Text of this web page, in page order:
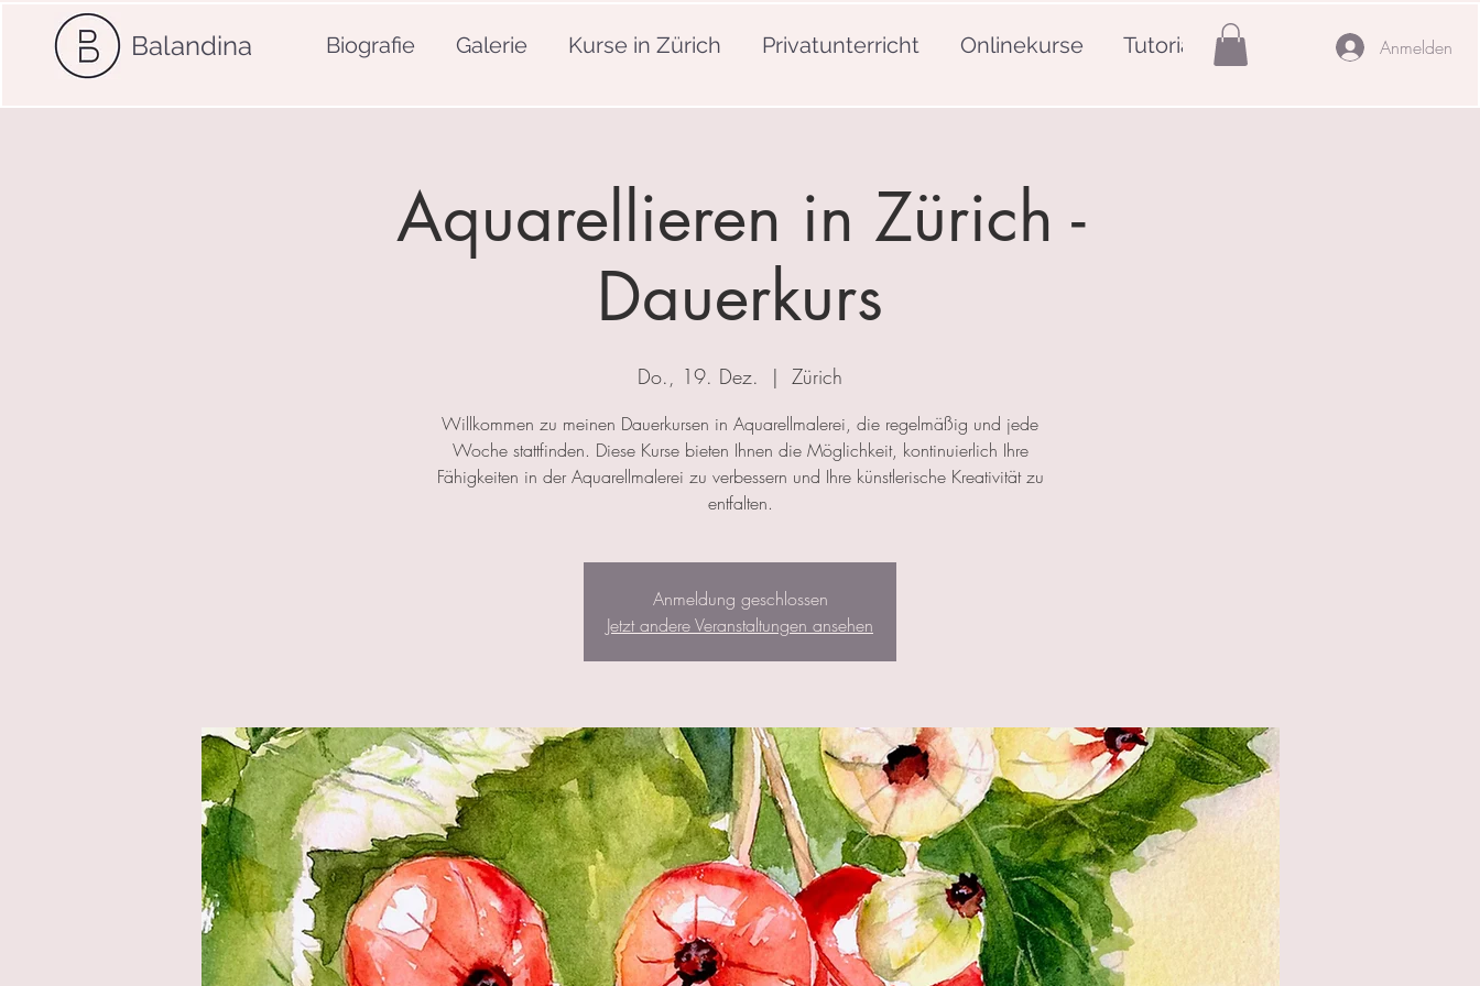
Balandina Biografie Galerie Kurse in Zürich Privatunterricht Onlinekurse Tutorials Anmelden
Aquarellieren in Zürich -
Dauerkurs
Do., 19. Dez.
  |
Zürich
Willkommen zu meinen Dauerkursen in Aquarellmalerei, die regelmäßig und jede
Woche stattfinden. Diese Kurse bieten Ihnen die Möglichkeit, kontinuierlich Ihre
Fähigkeiten in der Aquarellmalerei zu verbessern und Ihre künstlerische Kreativität zu
entfalten.
Anmeldung geschlossen
Jetzt andere Veranstaltungen ansehen